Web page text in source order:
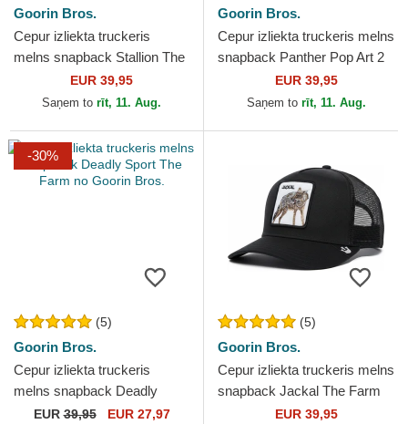
Goorin Bros.
Cepur izliekta truckeris
melns snapback Stallion The
Farm no Goorin Bros.
EUR 39,95
Saņem to rīt, 11. Aug.
Goorin Bros.
Cepur izliekta truckeris melns
snapback Panther Pop Art 2
The Farm no Goorin Bros.
EUR 39,95
Saņem to rīt, 11. Aug.
-30%
(5)
Goorin Bros.
Cepur izliekta truckeris
melns snapback Deadly
Sport The Farm no Goorin
EUR39,95 EUR 27,97
(5)
Goorin Bros.
Cepur izliekta truckeris melns
snapback Jackal The Farm
Premium The Farm no
EUR 39,95